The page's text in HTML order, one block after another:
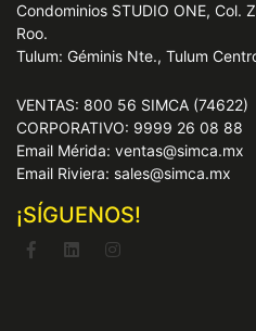
Condominios STUDIO ONE, Col.
Roo.
Tulum: Géminis Nte., Tulum
VENTAS: 800 56 SIMCA (74622)
CORPORATIVO: 9999 26 08 88
Email Mérida: ventas@simca.mx
Email Riviera: sales@simca.mx
¡SÍGUENOS!